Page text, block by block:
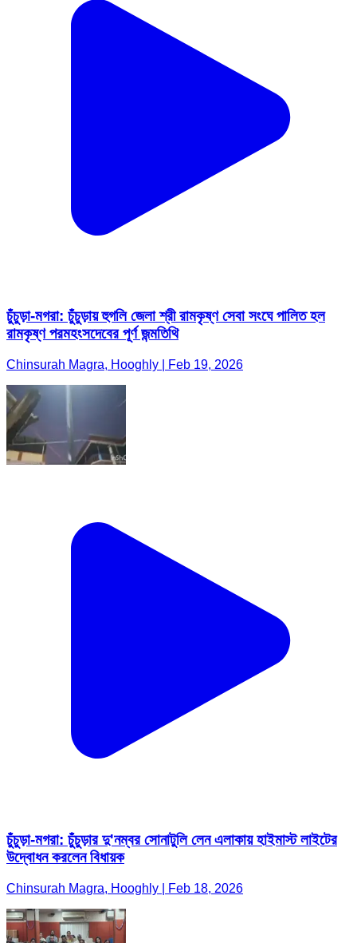
চুঁচুড়া-মগরা: চুঁচুড়ায় হুগলি জেলা শ্রী রামকৃষ্ণ সেবা সংঘে পালিত হল
রামকৃষ্ণ পরমহংসদেবের পূর্ণ জন্মতিথি
Chinsurah Magra, Hooghly | Feb 19, 2026
চুঁচুড়া-মগরা: চুঁচুড়ার দু'নম্বর সোনাটুলি লেন এলাকায় হাইমাস্ট লাইটের
উদ্বোধন করলেন বিধায়ক
Chinsurah Magra, Hooghly | Feb 18, 2026